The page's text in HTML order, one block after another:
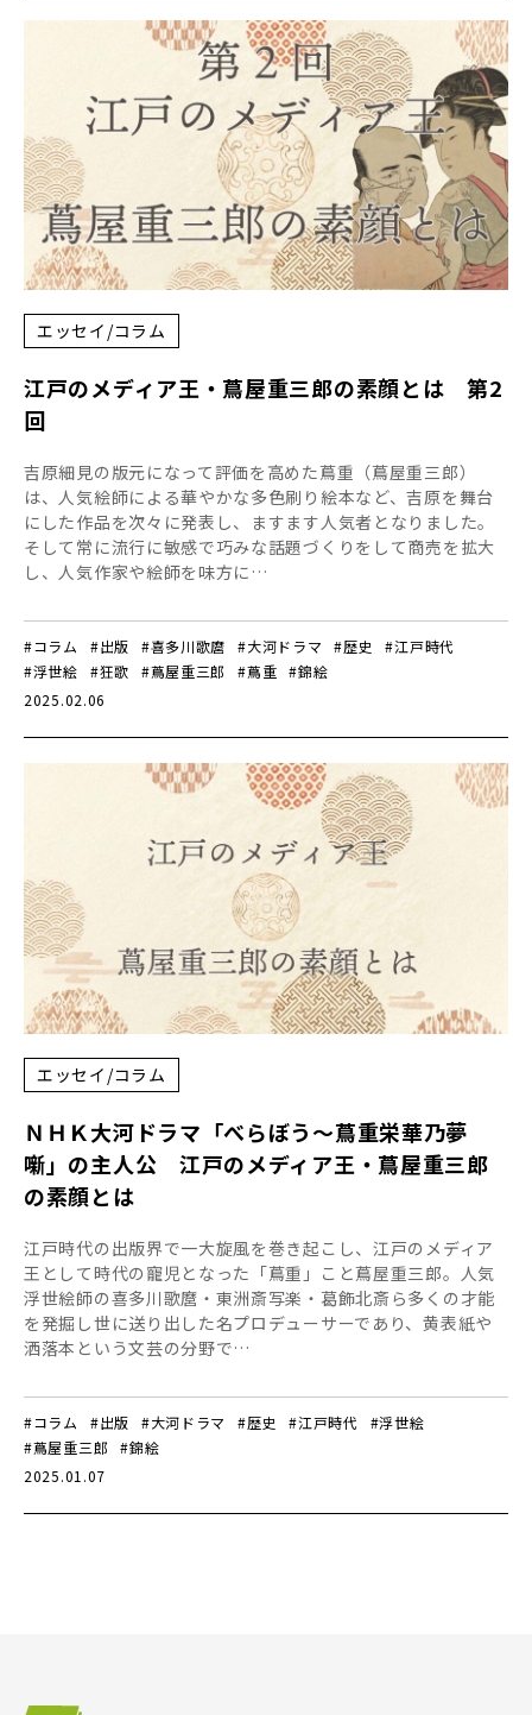
エッセイ/コラム
江戸のメディア王・蔦屋重三郎の素顔とは 第2
回
吉原細見の版元になって評価を高めた蔦重（蔦屋重三郎）
は、人気絵師による華やかな多色刷り絵本など、吉原を舞台
にした作品を次々に発表し、ますます人気者となりました。
そして常に流行に敏感で巧みな話題づくりをして商売を拡大
し、人気作家や絵師を味方に…
#コラム #出版 #喜多川歌麿 #大河ドラマ #歴史
#江戸時代
#浮世絵
#狂歌 #蔦屋重三郎 #蔦重
#錦絵
2025.02.06
エッセイ/コラム
ＮＨＫ大河ドラマ「べらぼう～蔦重栄華乃夢
噺」の主人公 江戸のメディア王・蔦屋重三郎
の素顔とは
江戸時代の出版界で一大旋風を巻き起こし、江戸のメディア
王として時代の寵児となった「蔦重」こと蔦屋重三郎。人気
浮世絵師の喜多川歌麿・東洲斎写楽・葛飾北斎ら多くの才能
を発掘し世に送り出した名プロデューサーであり、黄表紙や
洒落本という文芸の分野で…
#コラム #出版 #大河ドラマ #歴史 #江戸時代
#浮世絵
#蔦屋重三郎
#錦絵
2025.01.07